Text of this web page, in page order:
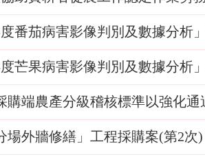
度番茄病害影像判別及數據分析
度芒果病害影像判別及數據分析
購端農產分級稽核標準以強化
場外牆修繕」工程採購案(第2次)